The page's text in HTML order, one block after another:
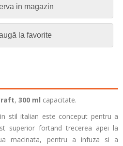
in magazin
la favorite
, 300 ml capacitate.
stil italian este conceput pentru a
superior fortand trecerea apei la
macinata, pentru a infuza si a